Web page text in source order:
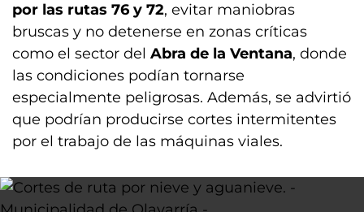
por las rutas 76 y 72, evitar maniobras
bruscas y no detenerse en zonas críticas
como el sector del Abra de la Ventana, donde
las condiciones podían tornarse
especialmente peligrosas. Además, se advirtió
que podrían producirse cortes intermitentes
por el trabajo de las máquinas viales.